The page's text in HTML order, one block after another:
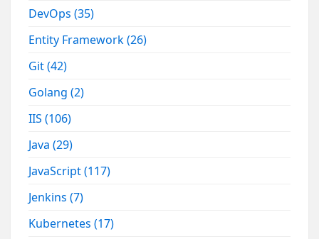
DevOps(35)
Entity Framework(26)
Git(42)
Golang(2)
IIS(106)
Java(29)
JavaScript(117)
Jenkins(7)
Kubernetes(17)